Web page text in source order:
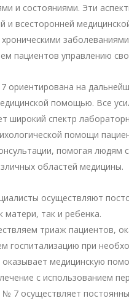
и состояниями. Эти
и всесторонней
пациентов управлению
ориентирована на
помощью. Все
широкий спектр
помощи
помогая людям
областей медицины.
осуществляют
матери, так и ребенка.
триаж пациентов,
госпитализацию при
медицинскую
с использованием
№ 7 осуществляет